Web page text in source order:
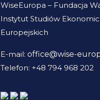
WiseEuropa – Fundacja
Instytut Studiów
Europejskich
E-mail: office@wise-
Telefon: +48 794 968 202